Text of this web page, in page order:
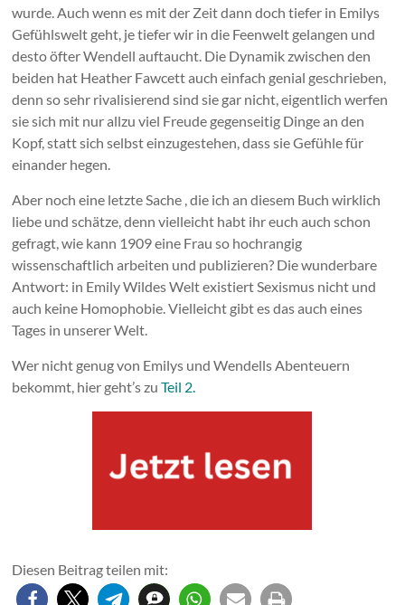
wurde. Auch wenn es mit der Zeit dann doch tiefer in Emilys
Gefühlswelt geht, je tiefer wir in die Feenwelt gelangen und
desto öfter Wendell auftaucht. Die Dynamik zwischen den
beiden hat Heather Fawcett auch einfach genial geschrieben,
denn so sehr rivalisierend sind sie gar nicht, eigentlich werfen
sie sich mit nur allzu viel Freude gegenseitig Dinge an den
Kopf, statt sich selbst einzugestehen, dass sie Gefühle für
einander hegen.
Aber noch eine letzte Sache , die ich an diesem Buch wirklich
liebe und schätze, denn vielleicht habt ihr euch auch schon
gefragt, wie kann 1909 eine Frau so hochrangig
wissenschaftlich arbeiten und publizieren? Die wunderbare
Antwort: in Emily Wildes Welt existiert Sexismus nicht und
auch keine Homophobie. Vielleicht gibt es das auch eines
Tages in unserer Welt.
Wer nicht genug von Emilys und Wendells Abenteuern
bekommt, hier geht’s zu Teil 2.
Diesen Beitrag teilen mit: